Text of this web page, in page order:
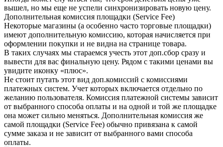
вышел, но мы еще не успели синхронизировать новую цену.
Дополнительная комиссия площадки (Service Fee)
Некоторые магазины (а особенно часто торговые площадки)
имеют дополнительную комиссию, которая начисляется при
оформлении покупки и не видна на странице товара.
В таких случаях мы стараемся учесть этот доп.сбор сразу и
вывести для вас финальную цену. Рядом с такими ценами вы
увидите иконку «плюс».
Не стоит путать этот вид доп.комиссий с комиссиями
платежных систем. Учет которых включается отдельно по
желанию пользователя. Комиссия платежной системы зависит
от выбранного способа оплаты и на одной и той же площадке
она может сильно меняться. Дополнительная комиссия же
самой площадки (Service Fee) обычно привязана к самой
сумме заказа и не зависит от выбранного вами способа
оплаты.